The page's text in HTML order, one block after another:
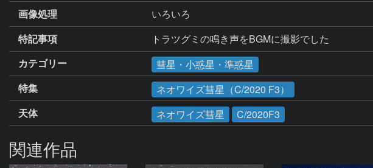
画像処理
いろいろ
特記事項
トラツグミの鳴き声をBGMに撮影でした
カテゴリー
彗星・小惑星・準惑星
特集
ネオワイズ彗星（C/2020 F3）
天体
ネオワイズ彗星 C/2020F3
関連作品